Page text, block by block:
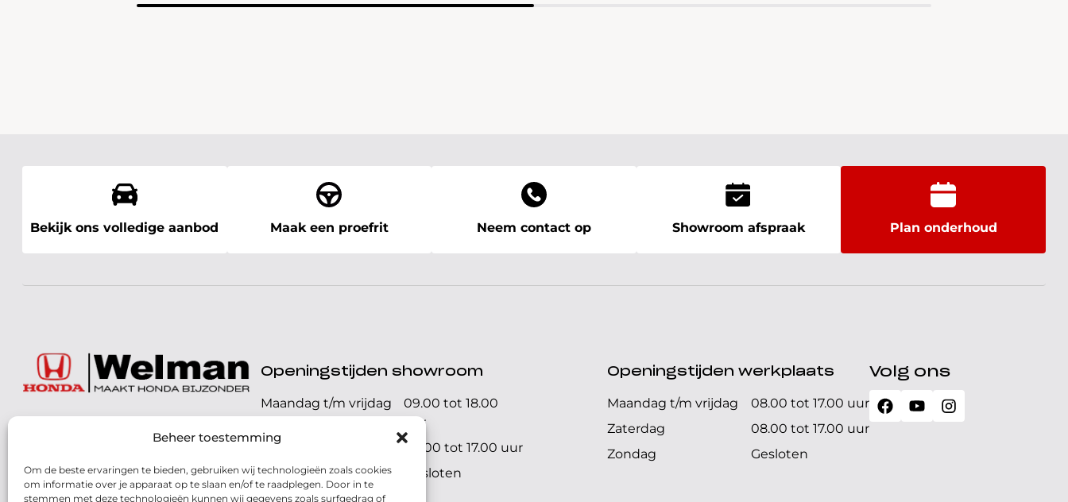
Beheer toestemming
Om de beste ervaringen te bieden, gebruiken wij technologieën zoals cookies
om informatie over je apparaat op te slaan en/of te raadplegen. Door in te
stemmen met deze technologieën kunnen wij gegevens zoals surfgedrag of
Bekijk ons volledige aanbod Maak een proefrit Neem contact op Showroom afspraak Plan onderhoud
072 - 57 16 9 40
Parelweg 3, 1812 RS
Alkmaar
Openingstijden showroom
Maandag t/m vrijdag
09.00 tot 18.00
uur
Zaterdag
09.00 tot 17.00 uur
Zondag
Gesloten
Openingstijden werkplaats
Maandag t/m vrijdag
08.00 tot 17.00 uur
Zaterdag
08.00 tot 17.00 uur
Zondag
Gesloten
Volg ons